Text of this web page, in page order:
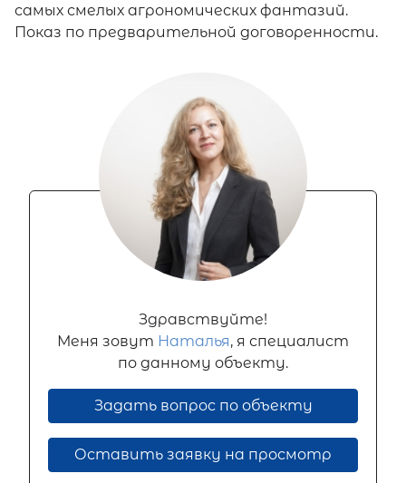
самых смелых агрономических фантазий.
Показ по предварительной договоренности.
Здравствуйте!
Меня зовут Наталья, я специалист
по данному объекту.
Задать вопрос по объекту
Оставить заявку на просмотр